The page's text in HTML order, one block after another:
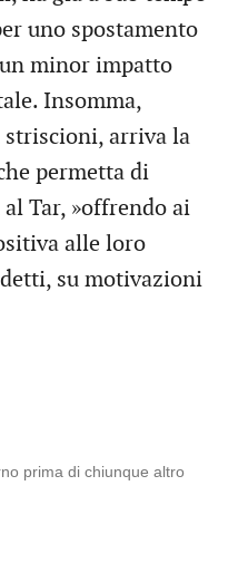
uno spostamento
minor impatto
Insomma,
striscioni, arriva la
permetta di
Tar, »offrendo ai
alle loro
su motivazioni
prima di chiunque altro